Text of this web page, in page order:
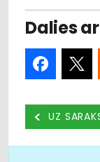
Dalies
UZ